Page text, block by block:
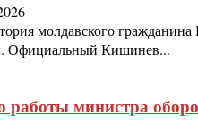
молдавского гражданина
Официальный Кишинев...
работы министра